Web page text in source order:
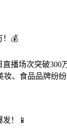
！💰
播场次突破
、食品品牌纷
！📱